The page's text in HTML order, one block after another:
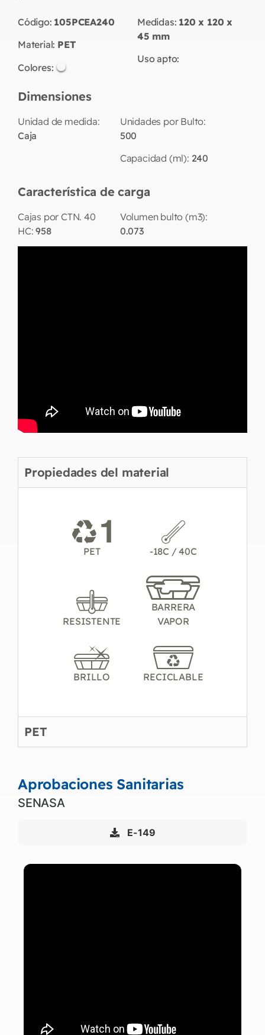
Código: 105PCEA240
Material: PET
Colores:
Medidas: 120 x 120 x
45 mm
Uso apto:
Dimensiones
Unidad de medida:
Caja
Unidades por Bulto:
500
Capacidad (ml): 240
Característica de carga
Cajas por CTN. 40
HC:958
Volumen bulto (m3):
0.073
Propiedades del material
PET -18C / 40C
RESISTENTE
BARRERA
VAPOR
BRILLO RECICLABLE
PET
Aprobaciones Sanitarias
SENASA
E-149